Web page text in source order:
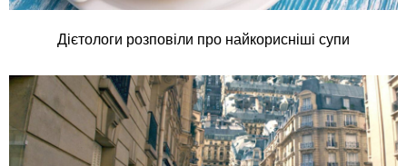
Дієтологи розповіли про найкорисніші супи